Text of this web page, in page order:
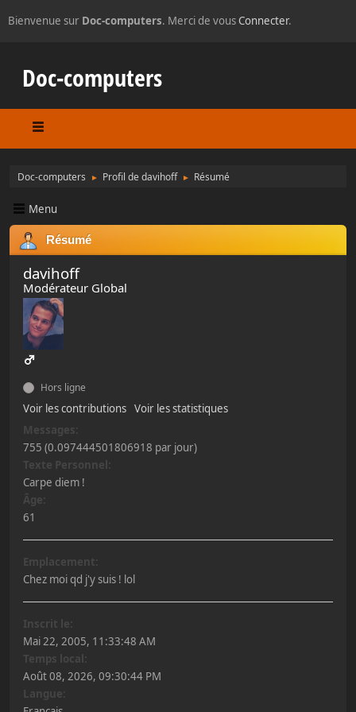
Bienvenue sur Doc-computers. Merci de vousConnecter.
Doc-computers
Doc-computers ► Profil de davihoff ► Résumé
Menu
Résumé
davihoff
Modérateur Global
Hors ligne
Voir les contributions Voir les statistiques
Messages:
755 (0.097444501806918 par jour)
Texte Personnel:
Carpe diem !
Âge:
61
Emplacement:
Chez moi qd j'y suis ! lol
Inscrit le:
Mai 22, 2005, 11:33:48 AM
Temps local:
Août 08, 2026, 09:30:44 PM
Langue: